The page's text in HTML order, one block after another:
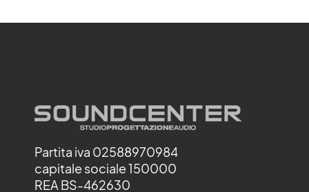
Partita iva 02588970984
capitale sociale 150000
REA BS-462630